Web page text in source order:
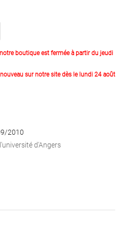
boutique est fermée à partir du jeudi
sur notre site dès le lundi 24 août
2010
d'Angers